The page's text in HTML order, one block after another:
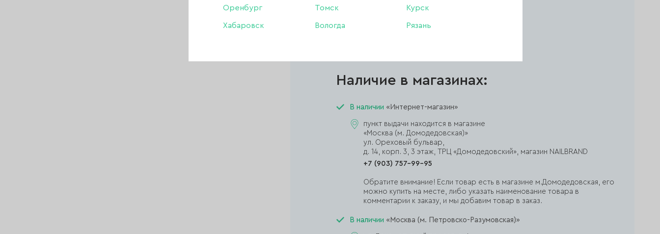
Оренбург Томск Курск
Хабаровск Вологда Рязань
Наличие в магазинах:
В наличии «Интернет-магазин»
пункт выдачи находится в магазине
«Москва (м. Домодедовская)»
ул. Ореховый бульвар,
д. 14, корп. 3, 3 этаж, ТРЦ «Домодедовский», магазин NAILBRAND
+7 (903) 757-99-95
Обратите внимание! Если товар есть в магазине м.Домодедовская, его
можно купить на месте, либо указать наименование товара в
комментарии к заказу, и мы добавим товар в заказ.
В наличии «Москва (м. Петровско-Разумовская)»